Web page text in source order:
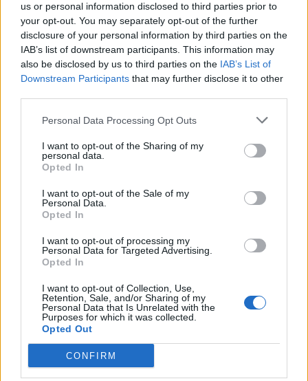
us or personal information disclosed to third parties prior to
your opt-out. You may separately opt-out of the further
disclosure of your personal information by third parties on the
IAB’s list of downstream participants. This information may
also be disclosed by us to third parties on the IAB’s List of
Downstream Participants that may further disclose it to other
Personal Data Processing Opt Outs
I want to opt-out of the Sharing of my
personal data.
Opted In
I want to opt-out of the Sale of my
Personal Data.
Opted In
I want to opt-out of processing my
Personal Data for Targeted Advertising.
Opted In
I want to opt-out of Collection, Use,
Retention, Sale, and/or Sharing of my
Personal Data that Is Unrelated with the
Purposes for which it was collected.
Opted Out
CONFIRM
УЛЦИЊ Е АЛБАНСКИ, ЌЕ ГО
ОСЛОБОДИМЕ- Скандалозна
објава на вицепремиерот на
Црна Гора
ТЕМПЕРАТУРАТА ВО СРЕДА ЌЕ
БИДЕ ЗА НА ЛЕКАР, а потоа...
ИСТОРИСКО ОБЕДИНУВАЊЕ НА
ФОРМИРАН МАКЕДОНСКИОТ
кренаа дронови да снимаат
ЗАТВОРЕНИ ПЛАЖИ И УЛИЦИ
ПРЕПОЛНИ СО ОТПАД -
Фнидек во хаос по
мистериозен мост
Ахмети кажа што го мачи:
ЗА ВОЕНИТЕ ЗЛОСТРОСТВА НА
УЧК...
ЕДВАЈ СЕ ОДГЛАВУВАМЕ ОД